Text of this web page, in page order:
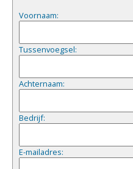
Voornaam:
Tussenvoegsel:
Achternaam:
Bedrijf:
E-mailadres: